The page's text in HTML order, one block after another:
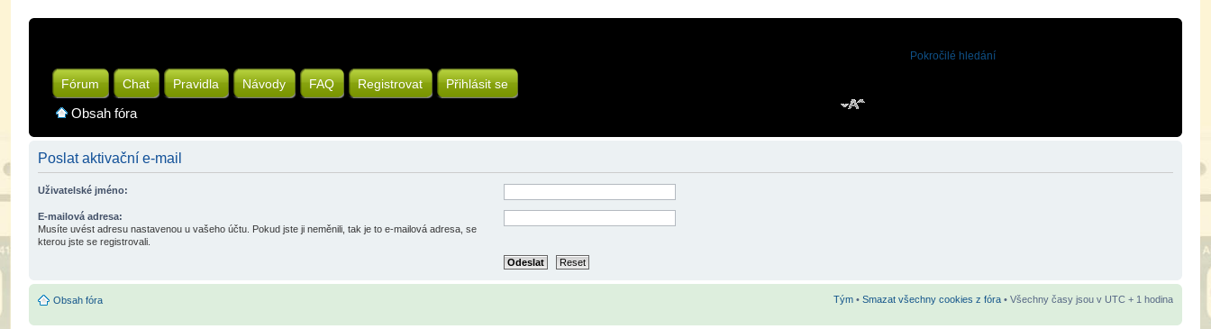
Fórum Chat Pravidla Návody FAQ Registrovat Přihlásit se
Obsah fóra
Pokročilé hledání
Poslat aktivační e-mail
Uživatelské jméno:
E-mailová adresa:
Musíte uvést adresu nastavenou u vašeho účtu. Pokud jste ji neměnili, tak je to e-mailová adresa, se
kterou jste se registrovali.
Obsah fóra Tým • Smazat všechny cookies z fóra • Všechny časy jsou v UTC + 1 hodina